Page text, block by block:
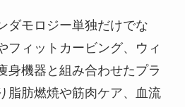
ダモロジー単独だけでな
フィットカービング、ウィ
身機器と組み合わせたプラ
脂肪燃焼や筋肉ケア、血流